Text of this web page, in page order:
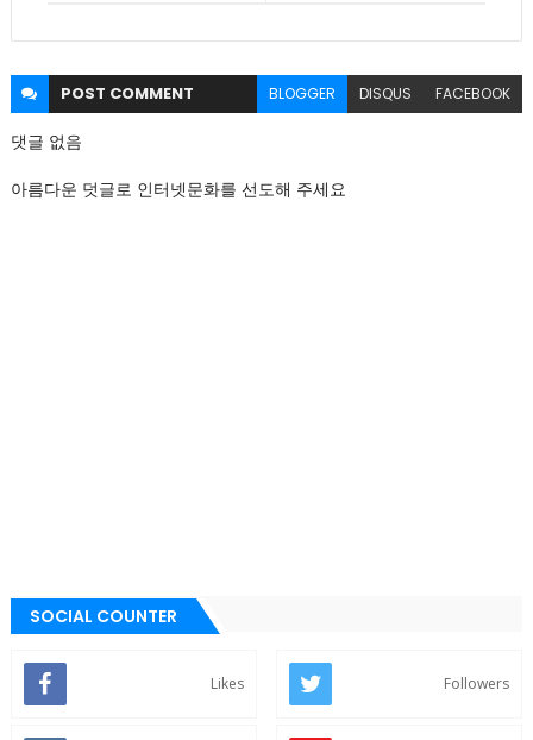
POST COMMENT BLOGGER DISQUS FACEBOOK
댓글 없음
아름다운 덧글로 인터넷문화를 선도해 주세요
SOCIAL COUNTER
Likes Followers